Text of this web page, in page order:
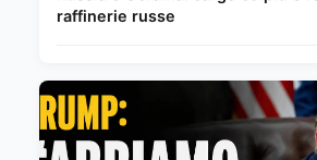
raffinerie russe